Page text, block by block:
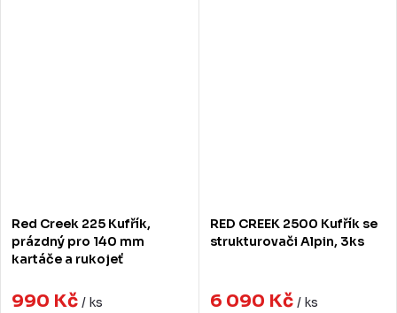
Red Creek 225 Kufřík,
prázdný pro 140 mm
kartáče a rukojeť
990 Kč / ks
RED CREEK 2500 Kufřík se
strukturovači Alpin, 3ks
6 090 Kč / ks